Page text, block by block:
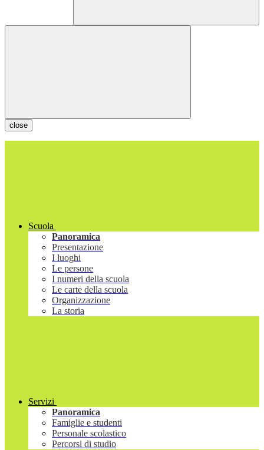
close
Scuola
Panoramica
Presentazione
I luoghi
Le persone
I numeri della scuola
Le carte della scuola
Organizzazione
La storia
Servizi
Panoramica
Famiglie e studenti
Personale scolastico
Percorsi di studio